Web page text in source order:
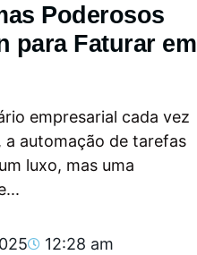
Poderosos
para Faturar em
empresarial cada vez
a automação de tarefas
luxo, mas uma
12:28 am